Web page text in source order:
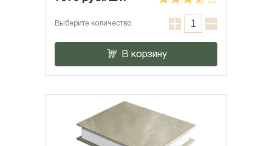
Выберите количество:
В корзину